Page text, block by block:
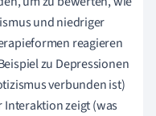
und niedriger
reagieren
zu Depressionen
verbunden ist)
Interaktion zeigt (was